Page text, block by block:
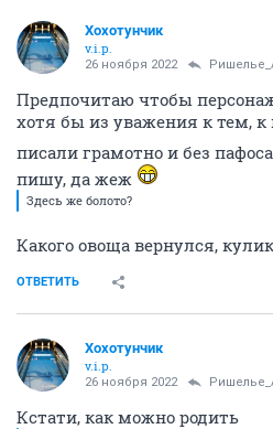
Хохотунчик
v.i.p.
26 ноября 2022
Предпочитаю чтобы
хотя бы из уважения к тем,
писали грамотно и без пафоса
пишу, да жеж
Здесь же болото?
Какого овоща вернулся,
ОТВЕТИТЬ
Хохотунчик
v.i.p.
26 ноября 2022
Кстати, как можно родить